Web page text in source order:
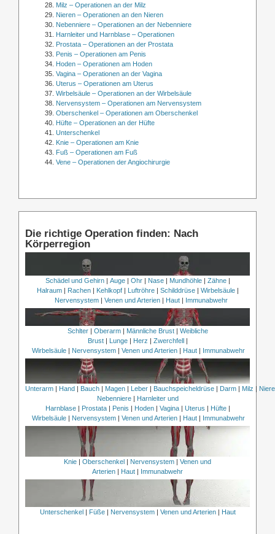
Milz – Operationen an der Milz
Nieren – Operationen an den Nieren
Nebenniere – Operationen an der Nebenniere
Harnleiter und Harnblase – Operationen
Prostata – Operationen an der Prostata
Penis – Operationen am Penis
Hoden – Operationen am Hoden
Vagina – Operationen an der Vagina
Uterus – Operationen am Uterus
Wirbelsäule – Operationen an der Wirbelsäule
Nervensystem – Operationen am Nervensystem
Oberschenkel – Operationen am Oberschenkel
Hüfte – Operationen an der Hüfte
Unterschenkel
Knie – Operationen am Knie
Fuß – Operationen am Fuß
Vene – Operationen der Angiochirurgie
Die richtige Operation finden: Nach
Körperregion
Schädel und Gehirn| Auge| Ohr| Nase| Mundhöhle| Zähne|
Halraum| Rachen| Kehlkopf| Luftröhre| Schilddrüse| Wirbelsäule|
Nervensystem | Venen und Arterien | Haut | Immunabwehr
Schlter| Oberarm| Männliche Brust| Weibliche
Brust| Lunge| Herz | Zwerchfell|
Wirbelsäule | Nervensystem | Venen und Arterien | Haut | Immunabwehr
Unterarm| Hand| Bauch| Magen| Leber| Bauchspeicheldrüse| Darm| Milz |
Nebenniere| Harnleiter und
Harnblase| Prostata| Penis | Hoden| Vagina| Uterus | Hüfte|
Wirbelsäule | Nervensystem | Venen und Arterien | Haut | Immunabwehr
Knie Oberschenkel Nervensystem
Venen und
Arterien
Haut Immunabwehr
Unterschenkel Füße| Nervensystem| Venen und Arterien| Haut